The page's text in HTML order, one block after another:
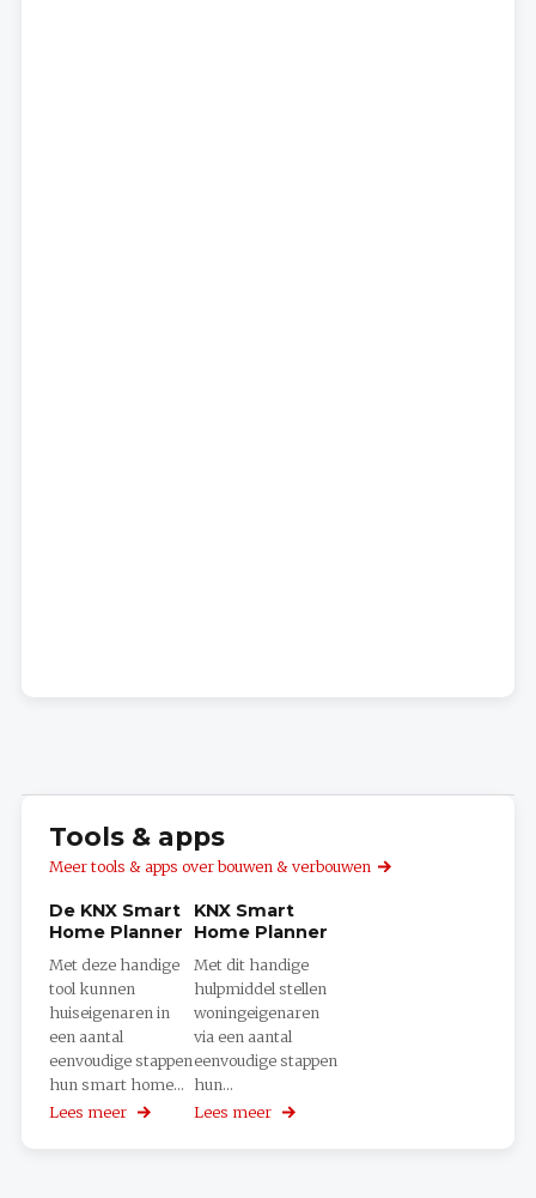
Tools & apps
Meer tools & apps over bouwen & verbouwen
De KNX Smart
Home Planner
Met deze handige
tool kunnen
huiseigenaren in
een aantal
eenvoudige stappen
hun smart home...
Lees meer over
KNX Smart
Home Planner
Met dit handige
hulpmiddel stellen
woningeigenaren
via een aantal
eenvoudige stappen
hun...
Lees meer over